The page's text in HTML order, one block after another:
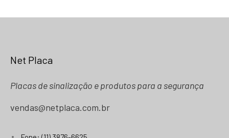
Net Placa
Placas de sinalização e produtos para a segurança
vendas@netplaca.com.br